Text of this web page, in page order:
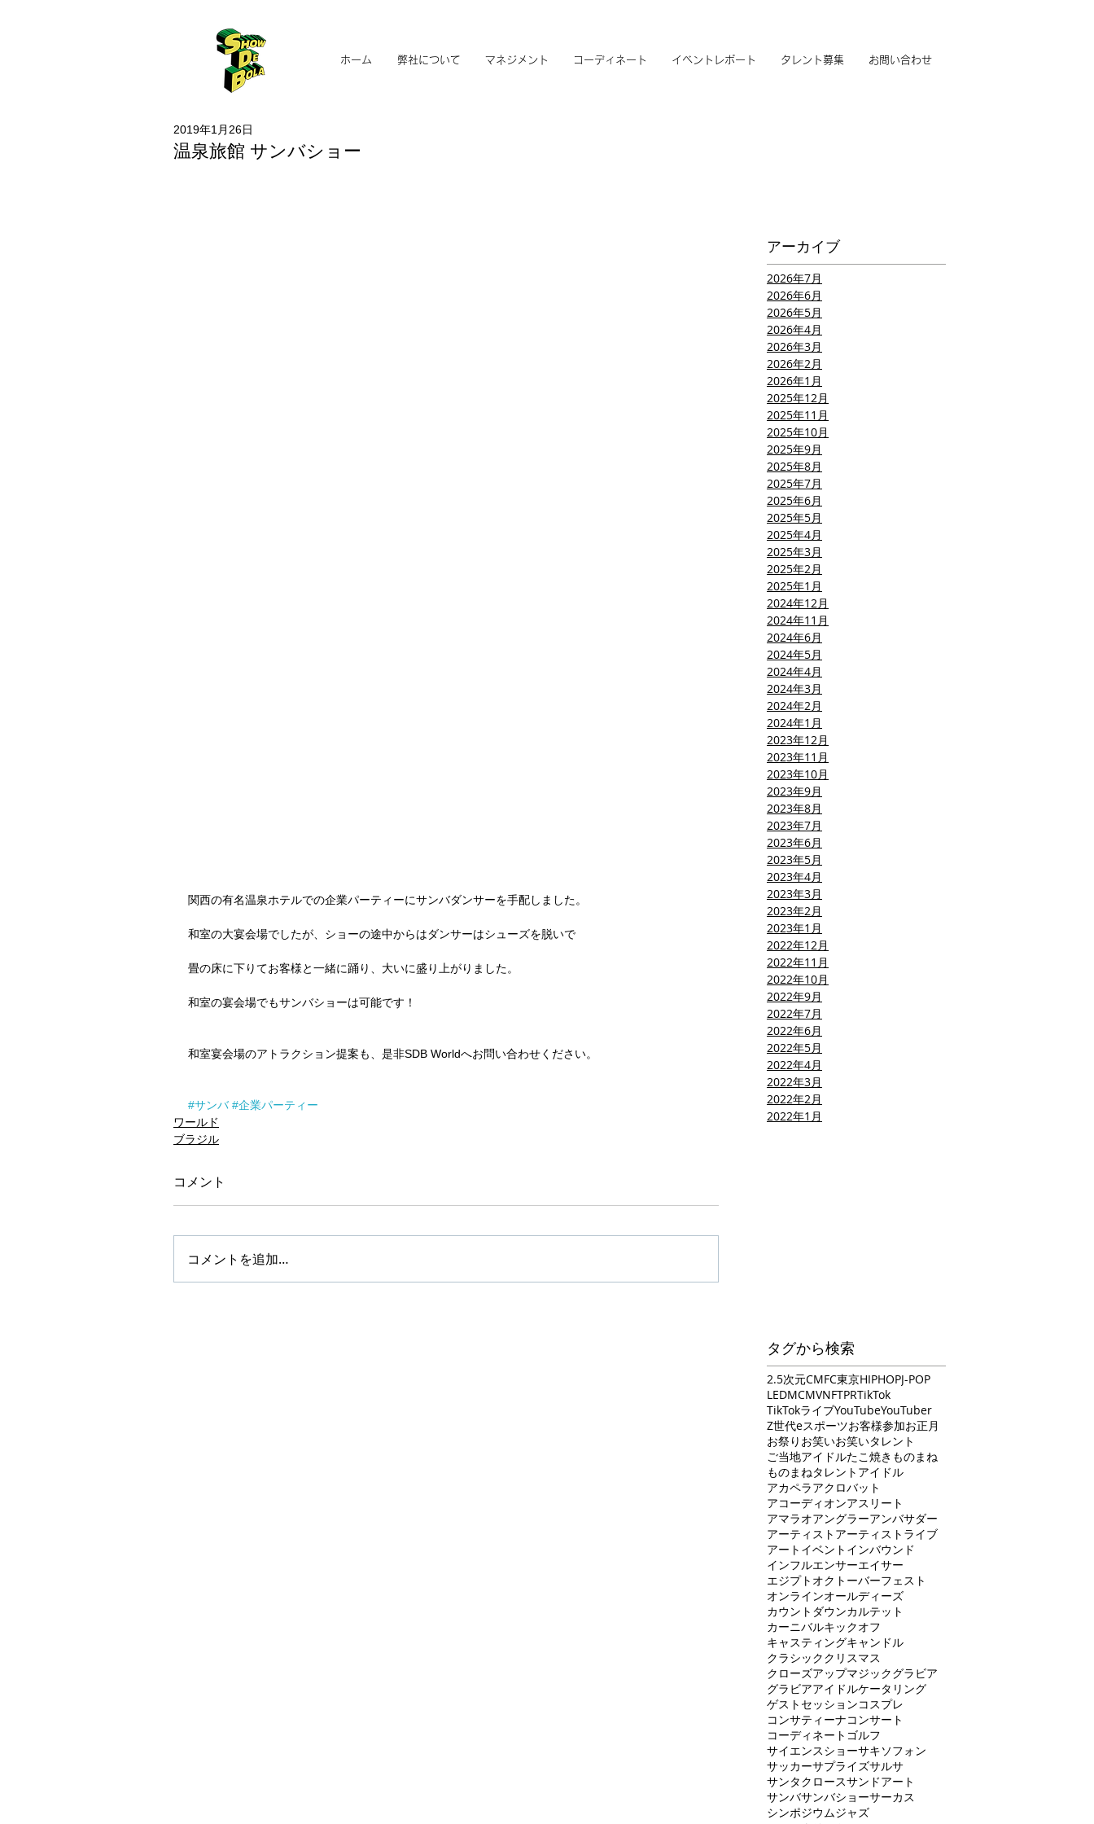
ホーム 弊社について マネジメント コーディネート イベントレポート タレント募集 お問い合わせ
温泉旅館 サンバショー
2019年1月26日
関西の有名温泉ホテルでの企業パーティーにサンバダンサーを手配しました。
和室の大宴会場でしたが、ショーの途中からはダンサーはシューズを脱いで
畳の床に下りてお客様と一緒に踊り、大いに盛り上がりました。
和室の宴会場でもサンバショーは可能です！
和室宴会場のアトラクション提案も、是非SDB Worldへお問い合わせください。
#サンバ #企業パーティー
ワールド
ブラジル
コメント
コメントを追加…
アーカイブ
2026年7月
2026年6月
2026年5月
2026年4月
2026年3月
2026年2月
2026年1月
2025年12月
2025年11月
2025年10月
2025年9月
2025年8月
2025年7月
2025年6月
2025年5月
2025年4月
2025年3月
2025年2月
2025年1月
2024年12月
2024年11月
2024年6月
2024年5月
2024年4月
2024年3月
2024年2月
2024年1月
2023年12月
2023年11月
2023年10月
2023年9月
2023年8月
2023年7月
2023年6月
2023年5月
2023年4月
2023年3月
2023年2月
2023年1月
2022年12月
2022年11月
2022年10月
2022年9月
2022年7月
2022年6月
2022年5月
2022年4月
2022年3月
2022年2月
2022年1月
タグから検索
2.5次元CMFC東京HIPHOPJ-POP
LEDMCMVNFTPRTikTok
TikTokライブYouTubeYouTuber
Z世代eスポーツお客様参加お正月
お祭り お笑いお笑いタレント
ご当地アイドルたこ焼き ものまね
ものまねタレント アイドル
アカペラアクロバット
アコーディオンアスリート
アマラオアングラーアンバサダー
アーティスト アーティストライブ
アート イベント インバウンド
インフルエンサーエイサー
エジプト オクトーバーフェスト
オンラインオールディーズ
カウントダウンカルテット
カーニバルキックオフ
キャスティングキャンドル
クラシッククリスマス
クローズアップマジックグラビア
グラビアアイドルケータリング
ゲストセッションコスプレ
コンサティーナコンサート
コーディネート ゴルフ
サイエンスショーサキソフォン
サッカーサプライズサルサ
サンタクロースサンドアート
サンバサンバショーサーカス
シンポジウムジャズ